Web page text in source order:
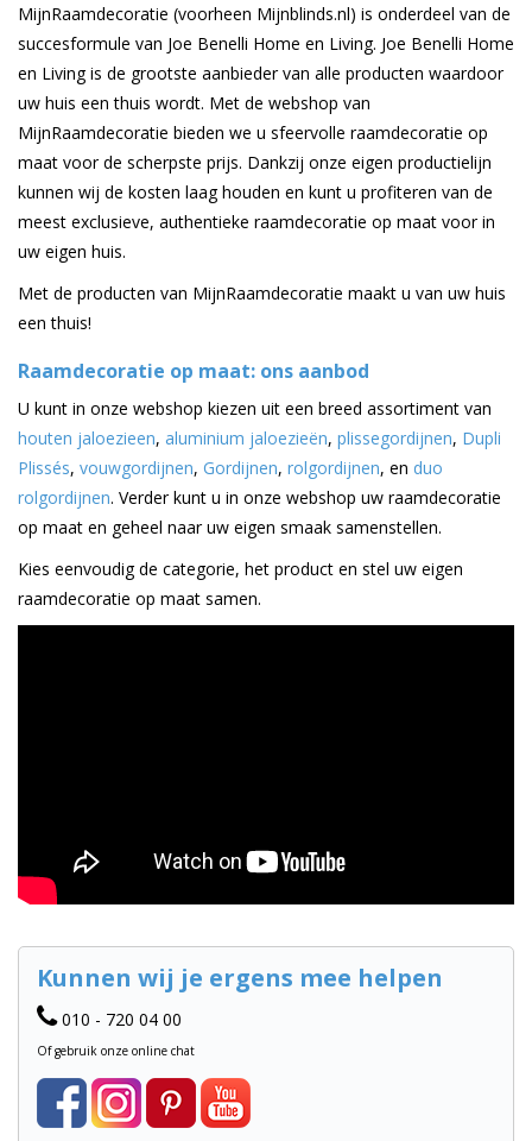
MijnRaamdecoratie (voorheen Mijnblinds.nl) is onderdeel van de
succesformule van Joe Benelli Home en Living. Joe Benelli Home
en Living is de grootste aanbieder van alle producten waardoor
uw huis een thuis wordt. Met de webshop van
MijnRaamdecoratie bieden we u sfeervolle raamdecoratie op
maat voor de scherpste prijs. Dankzij onze eigen productielijn
kunnen wij de kosten laag houden en kunt u profiteren van de
meest exclusieve, authentieke raamdecoratie op maat voor in
uw eigen huis.
Met de producten van MijnRaamdecoratie maakt u van uw huis
een thuis!
Raamdecoratie op maat: ons aanbod
U kunt in onze webshop kiezen uit een breed assortiment van
houten jaloezieen, aluminium jaloezieën, plissegordijnen, Dupli
Plissés, vouwgordijnen, Gordijnen, rolgordijnen, en duo
rolgordijnen. Verder kunt u in onze webshop uw raamdecoratie
op maat en geheel naar uw eigen smaak samenstellen.
Kies eenvoudig de categorie, het product en stel uw eigen
raamdecoratie op maat samen.
Kunnen wij je ergens mee helpen
010 - 720 04 00
Of gebruik onze online chat